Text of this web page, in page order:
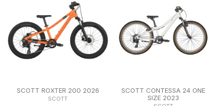
SCOTT ROXTER 200 2026
SCOTT
SCOTT CONTESSA 24 ONE
SIZE 2023